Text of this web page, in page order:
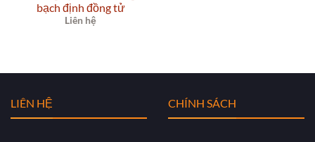
bạch định đồng tử
Liên hệ
LIÊN HỆ CHÍNH SÁCH